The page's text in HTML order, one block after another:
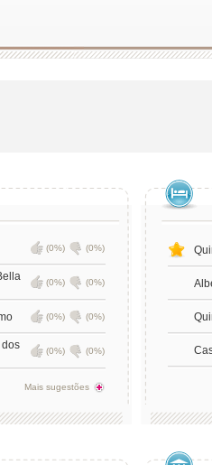
(0%) (0%)
(0%) (0%)
(0%) (0%)
(0%) (0%)
Mais sugestões